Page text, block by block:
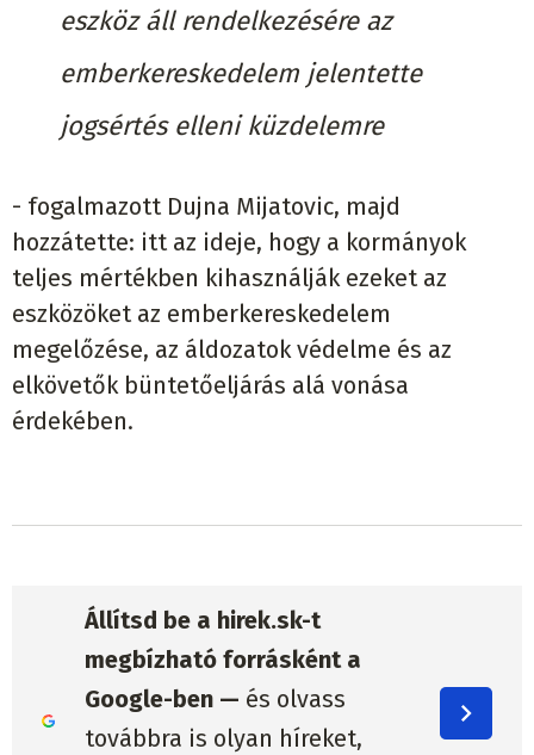
eszköz áll rendelkezésére az
emberkereskedelem jelentette
jogsértés elleni küzdelemre
- fogalmazott Dujna Mijatovic, majd
hozzátette: itt az ideje, hogy a kormányok
teljes mértékben kihasználják ezeket az
eszközöket az emberkereskedelem
megelőzése, az áldozatok védelme és az
elkövetők büntetőeljárás alá vonása
érdekében.
Állítsd be a hirek.sk-t
megbízható forrásként a
Google-ben — és olvass
továbbra is olyan híreket,